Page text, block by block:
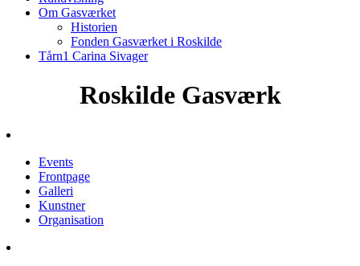
Om Gasværket
Historien
Fonden Gasværket i Roskilde
Tårn1 Carina Sivager
Roskilde Gasværk
Events
Frontpage
Galleri
Kunstner
Organisation